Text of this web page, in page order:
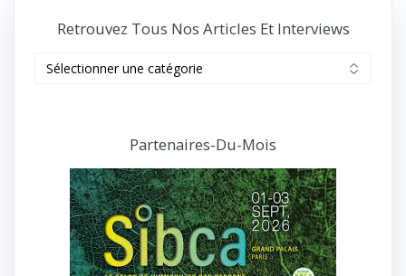
Retrouvez Tous Nos Articles Et Interviews
interviews
Partenaires-Du-Mois